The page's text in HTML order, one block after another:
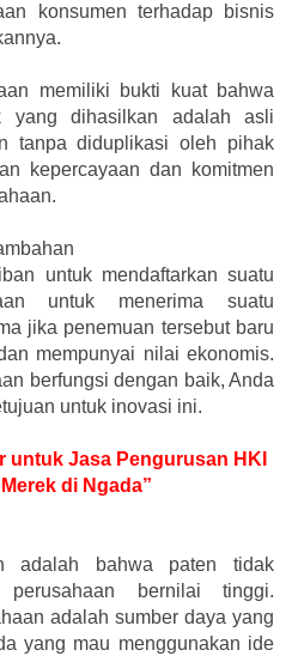
konsumen terhadap bisnis
memiliki bukti kuat bahwa
yang dihasilkan adalah asli
tanpa diduplikasi oleh pihak
kepercayaan dan komitmen
untuk mendaftarkan suatu
untuk menerima suatu
jika penemuan tersebut baru
mempunyai nilai ekonomis.
berfungsi dengan baik, Anda
untuk inovasi ini.
untuk Jasa Pengurusan HKI
di Ngada”
adalah bahwa paten tidak
bernilai tinggi.
adalah sumber daya yang
yang mau menggunakan ide